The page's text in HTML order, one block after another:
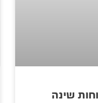
שינה